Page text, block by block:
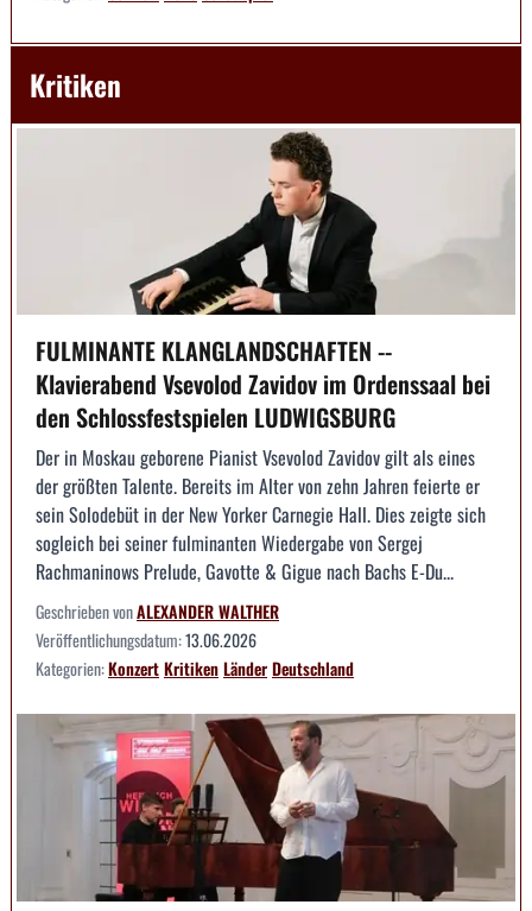
Kritiken
FULMINANTE KLANGLANDSCHAFTEN --
Klavierabend Vsevolod Zavidov im Ordenssaal bei
den Schlossfestspielen LUDWIGSBURG
Der in Moskau geborene Pianist Vsevolod Zavidov gilt als eines
der größten Talente. Bereits im Alter von zehn Jahren feierte er
sein Solodebüt in der New Yorker Carnegie Hall. Dies zeigte sich
sogleich bei seiner fulminanten Wiedergabe von Sergej
Rachmaninows Prelude, Gavotte & Gigue nach Bachs E-Du...
Geschrieben vonALEXANDER WALTHER
Veröffentlichungsdatum:13.06.2026
Kategorien:KonzertKritikenLänderDeutschland